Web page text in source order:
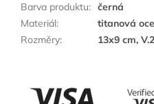
Barva produktu: černá
Materiál:
titanová
Rozměry: 13x9 cm,